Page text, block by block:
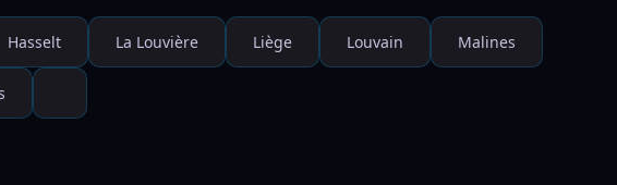
Hasselt La Louvière Liège Louvain Malines